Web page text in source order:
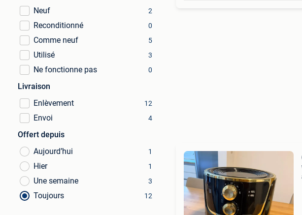
Neuf
2
Reconditionné 0
Comme neuf 5
Utilisé 3
Ne fonctionne pas 0
Livraison
Enlèvement
12
Envoi 4
Offert depuis
Aujourd’hui
1
Hier 1
Une semaine 3
Toujours 12